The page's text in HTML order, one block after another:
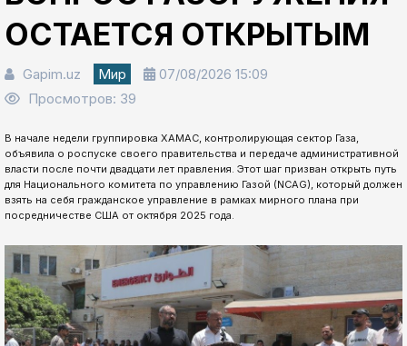
ОСТАЕТСЯ ОТКРЫТЫМ
Gapim.uz Мир
07/08/2026 15:09
Просмотров: 39
В начале недели группировка ХАМАС, контролирующая сектор Газа,
объявила о роспуске своего правительства и передаче административной
власти после почти двадцати лет правления. Этот шаг призван открыть путь
для Национального комитета по управлению Газой (NCAG), который должен
взять на себя гражданское управление в рамках мирного плана при
посредничестве США от октября 2025 года.